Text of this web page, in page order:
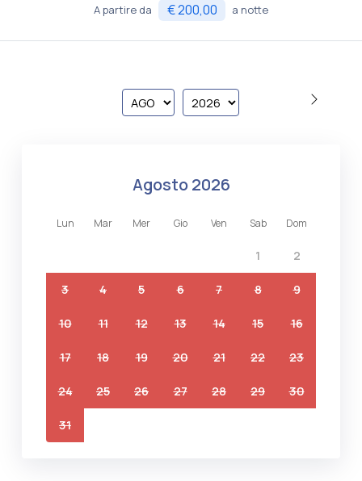
A partire da € 200,00 a notte
agosto 2026
lun mar mer gio ven sab dom
1 2
3 4 5 6 7 8 9
10 11 12 13 14 15 16
17 18 19 20 21 22 23
24 25 26 27 28 29 30
31